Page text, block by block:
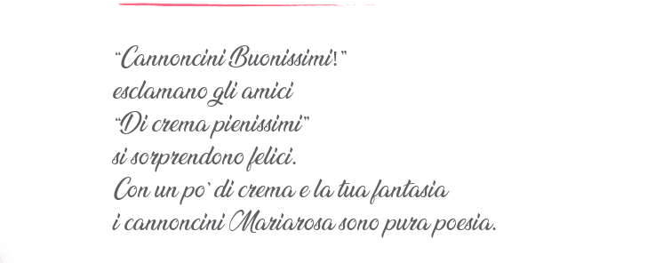
“Cannoncini Buonissimi!”
esclamano gli amici
“Di crema pienissimi”
si sorprendono felici.
Con un po’ di crema e la tua fantasia
i cannoncini Mariarosa sono pura poesia.